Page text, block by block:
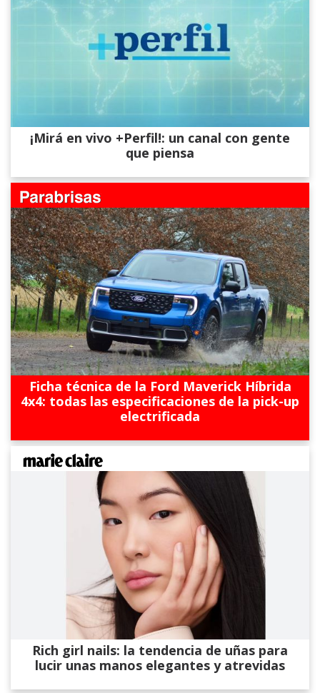
¡Mirá en vivo +Perfil!: un canal con gente
que piensa
Ficha técnica de la Ford Maverick Híbrida
4x4: todas las especificaciones de la pick-up
electrificada
Rich girl nails: la tendencia de uñas para
lucir unas manos elegantes y atrevidas